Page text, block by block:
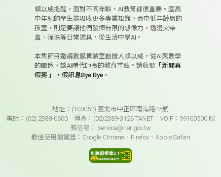
賴以威提醒，面對不同年齡，AI教育都很重要。國高
中年紀的學生能吸收更多專業知識，而中低年齡層的
孩童，則是要讓他們發揮無限的想像力，透過火柴
盒、彈珠等日常道具，從生活中學AI。
本集節目邀請數感實驗室創辦人賴以威，從AI與數學
的關係，談AI時代師長的教育重點。請收聽 「新聞真
假掰 」，假訊息Bye Bye 。
地址：(100052) 臺北市中正區南海路45號
電話：(02) 2388-0600 傳真：(02)2389-3126 TANET VOIP：99160500 服
務信箱： service@ner.gov.tw
最佳使用瀏覽器：Google Chrome、Firefox、Apple Safari